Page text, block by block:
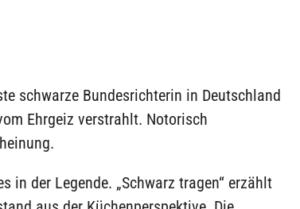
schwarze Bundesrichterin in Deutschland
Ehrgeiz verstrahlt. Notorisch
in der Legende. „Schwarz tragen“ erzählt